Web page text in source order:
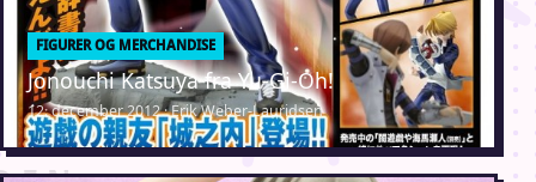
FIGURER OG MERCHANDISE
Jonouchi Katsuya fra Yu-Gi-Oh!
12. december 2012 · Erik Weber-Lauridsen